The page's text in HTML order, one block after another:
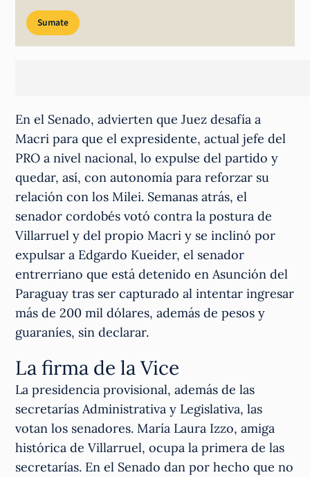
Sumate
En el Senado, advierten que Juez desafía a
Macri para que el expresidente, actual jefe del
PRO a nivel nacional, lo expulse del partido y
quedar, así, con autonomía para reforzar su
relación con los Milei. Semanas atrás, el
senador cordobés votó contra la postura de
Villarruel y del propio Macri y se inclinó por
expulsar a Edgardo Kueider, el senador
entrerriano que está detenido en Asunción del
Paraguay tras ser capturado al intentar ingresar
más de 200 mil dólares, además de pesos y
guaraníes, sin declarar.
La firma de la Vice
La presidencia provisional, además de las
secretarías Administrativa y Legislativa, las
votan los senadores. María Laura Izzo, amiga
histórica de Villarruel, ocupa la primera de las
secretarías. En el Senado dan por hecho que no